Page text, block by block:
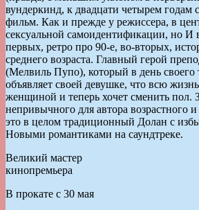
вундеркинд, к двадцати четырем годам
фильм. Как и прежде у режиссера, в
сексуальной самоидентификации, но И
первых, ретро про 90-е, во-вторых,
среднего возраста. Главный герой
(Мелвиль Пупо), который в день своего
объявляет своей девушке, что всю
женщиной и теперь хочет сменить пол.
непривычного для автора возрастного
это в целом традиционный Долан с
Новыми романтиками на саундтреке.
Великий мастер
кинопремьера
В прокате с 30 мая